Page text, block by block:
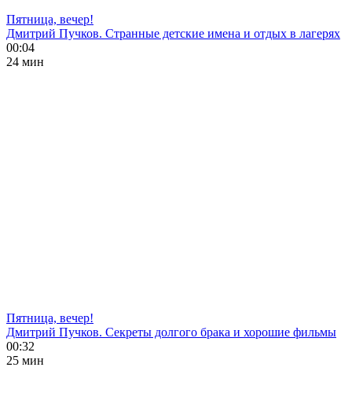
Пятница, вечер!
Дмитрий Пучков. Странные детские имена и отдых в лагерях
00:04
24 мин
Пятница, вечер!
Дмитрий Пучков. Секреты долгого брака и хорошие фильмы
00:32
25 мин